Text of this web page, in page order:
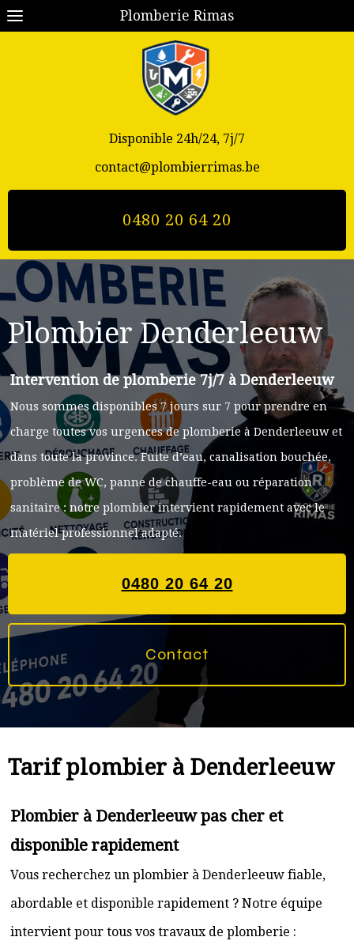
Plomberie Rimas
Disponible 24h/24, 7j/7
contact@plombierrimas.be
0480 20 64 20
Plombier Denderleeuw
Intervention de plomberie 7j/7 à Denderleeuw
Nous sommes disponibles 7 jours sur 7 pour prendre en
charge toutes vos urgences de plomberie à Denderleeuw et
dans toute la province. Fuite d’eau, canalisation bouchée,
problème de WC, panne de chauffe-eau ou réparation
sanitaire : notre plombier intervient rapidement avec le
matériel professionnel adapté.
0480 20 64 20
Contact
Tarif plombier à Denderleeuw
Plombier à Denderleeuw pas cher et
disponible rapidement
Vous recherchez un plombier à Denderleeuw fiable,
abordable et disponible rapidement ? Notre équipe
intervient pour tous vos travaux de plomberie :